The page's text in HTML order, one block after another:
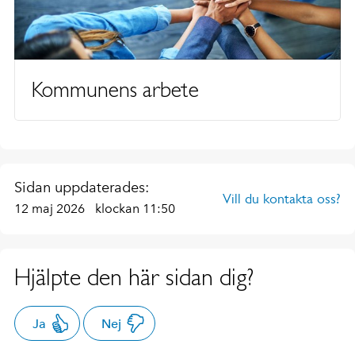
Kommunens arbete
Sidan uppdaterades:
12 maj 2026 klockan 11:50
Vill du kontakta oss?
Hjälpte den här sidan dig?
Ja Nej